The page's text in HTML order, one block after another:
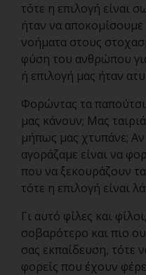
τότε η επιλογή είναι
ήταν να
νοήματα στους
φύση του ανθρώπου
ή επιλογή μας ήταν
Φορώντας τα
μας κάνουν; Μας
μήπως μας χτυπάνε;
αγοράζαμε είναι να
που να ξεκουράζουν τα
τότε η επιλογή είναι
Γι αυτό φίλες και
σοβαρότερο και πιο
σας εκπαίδευση, τότε
φορείς που έχουν